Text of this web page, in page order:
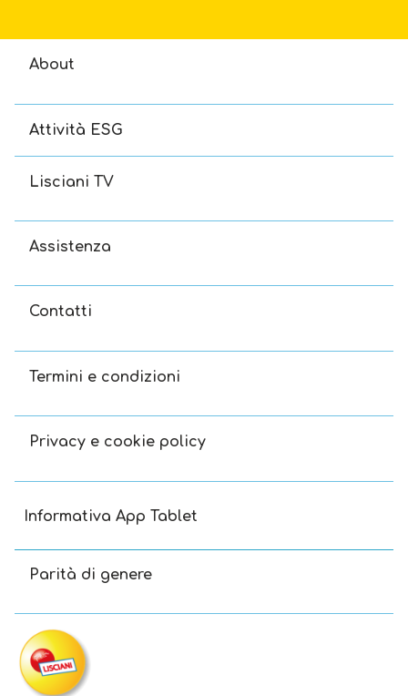
About
Attività ESG
Lisciani TV
Assistenza
Contatti
Termini e condizioni
Privacy e cookie policy
Informativa App Tablet
Parità di genere